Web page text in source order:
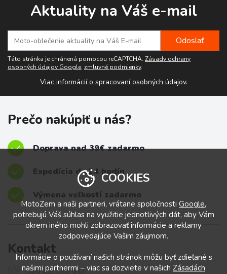
Aktuality na Váš e-mail
Táto stránka je chránená pomocou reCAPTCHA. Zásady ochrany
osobných údajov Google, zmluvné podmienky.
Viac informácií o spracovaní osobných údajov.
Prečo nakúpiť u nás?
Doprava nad 39€ zadarmo
Expedícia do 24 hodín
Výmena veľkostí zadarmo
Kontakt
+421 412 028 932
COOKIES
MotoZem a naši partneri, vrátane spoločnosti Google,
potrebujú Váš súhlas na využitie jednotlivých dát, aby Vám
okrem iného mohli zobrazovať informácie a reklamy
zodpovedajúce Vašim záujmom.
Informácie o používaní našich stránok môžu byť zdieľané s
našimi partnermi – viac sa dozviete v našich Zásadách